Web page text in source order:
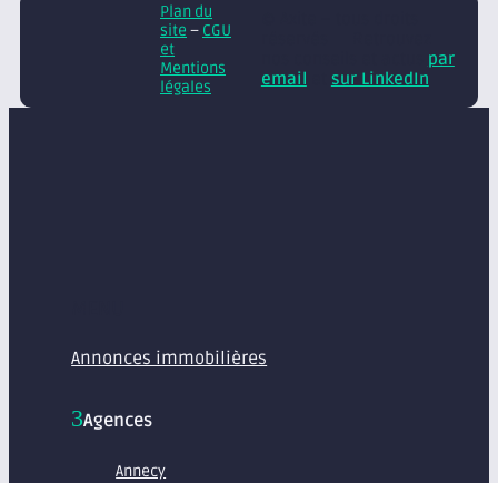
Plan du
site – CGU
et
Mentions
légales
par
email
sur LinkedIn
Annonces immobilières
Agences
Annecy